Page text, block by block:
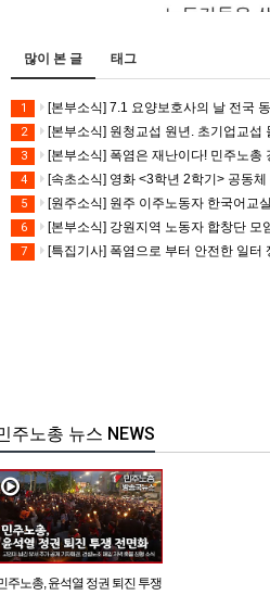
많이 본 글 태그
1 [본부소식] 7.1 요양보호사의 날 전국
2 [본부소식] 원청교섭 원년. 초기업교
3 [본부소식] 폭염은 재난이다! 민주노
4 [속초소식] 영화 <3학년 2학기> 공동체
5 [원주소식] 원주 이주노동자 한국어교실
6 [본부소식] 강원지역 노동자 합창단 모
7 [특집기사] 폭염으로 부터 안전한 일터
주노총 뉴스 NEWS
주노총, 윤석열 정권 퇴진 투쟁